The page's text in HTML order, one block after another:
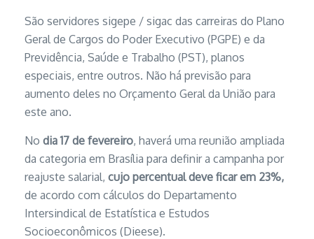
São servidores sigepe / sigac das carreiras do Plano
Geral de Cargos do Poder Executivo (PGPE) e da
Previdência, Saúde e Trabalho (PST), planos
especiais, entre outros. Não há previsão para
aumento deles no Orçamento Geral da União para
este ano.
No dia 17 de fevereiro, haverá uma reunião ampliada
da categoria em Brasília para definir a campanha por
reajuste salarial, cujo percentual deve ficar em 23%,
de acordo com cálculos do Departamento
Intersindical de Estatística e Estudos
Socioeconômicos (Dieese).